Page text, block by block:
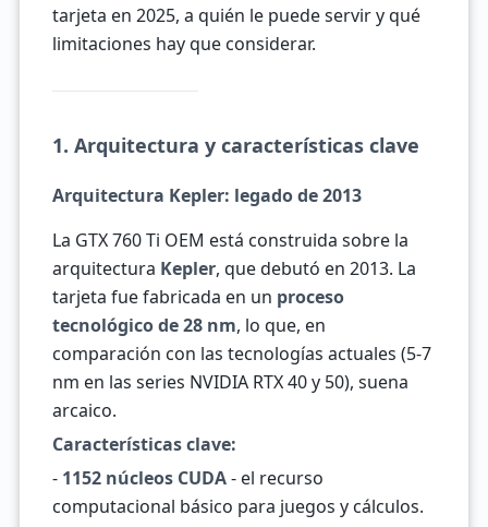
tarjeta en 2025, a quién le puede servir y qué
limitaciones hay que considerar.
1. Arquitectura y características clave
Arquitectura Kepler: legado de 2013
La GTX 760 Ti OEM está construida sobre la
arquitectura Kepler, que debutó en 2013. La
tarjeta fue fabricada en un proceso
tecnológico de 28 nm, lo que, en
comparación con las tecnologías actuales (5-7
nm en las series NVIDIA RTX 40 y 50), suena
arcaico.
Características clave:
- 1152 núcleos CUDA- el recurso
computacional básico para juegos y cálculos.